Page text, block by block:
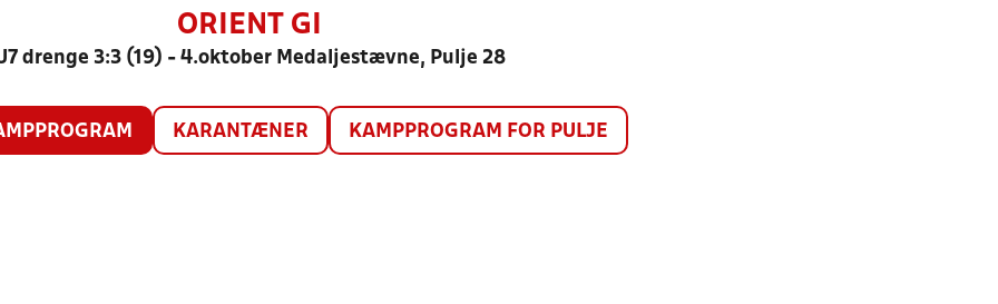
ORIENT GI
drenge 3:3 (19) - 4.oktober Medaljestævne, Pulje 28
KARANTÆNER KAMPPROGRAM FOR PULJE